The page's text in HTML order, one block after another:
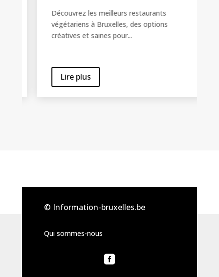
Découvrez les meilleurs restaurants
végétariens à Bruxelles, des options
créatives et saines pour...
Lire plus
© Information-bruxelles.be
Qui sommes-nous
